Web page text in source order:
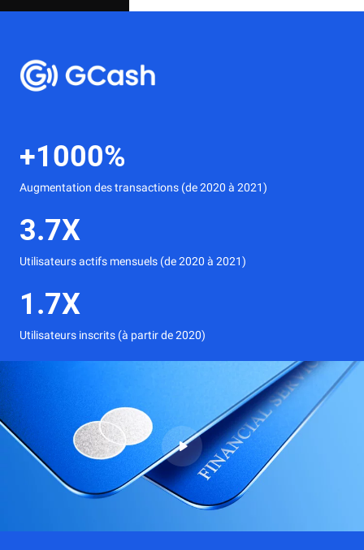
+1000%
Augmentation des transactions (de 2020 à 2021)
3.7X
Utilisateurs actifs mensuels (de 2020 à 2021)
1.7X
Utilisateurs inscrits (à partir de 2020)